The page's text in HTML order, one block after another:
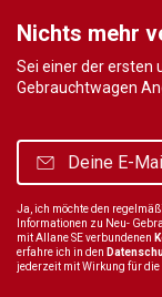
Nichts mehr
Sei einer der ersten
Gebrauchtwagen
Ja, ich möchte den
Informationen zu Neu-
mit Allane SE verbundenen
erfahre ich in den
jederzeit mit Wirkung für die